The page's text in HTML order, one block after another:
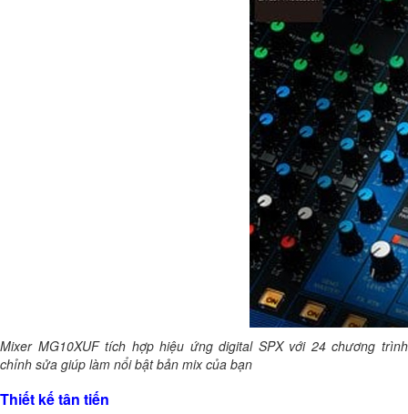
Mixer MG10XUF tích hợp hiệu ứng digital SPX với 24 chương trình
chỉnh sửa giúp làm nổi bật bản mix của bạn
Thiết kế tân tiến